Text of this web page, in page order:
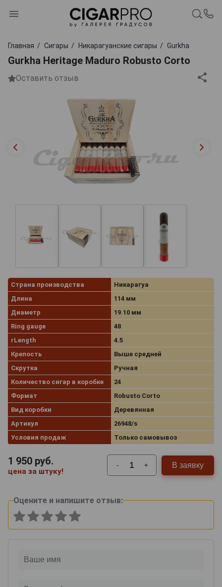
Главная Сигары Никарагуанские сигары Gurkha
Gurkha Heritage Maduro Robusto Corto
Оставить отзыв
Страна производства
Никарагуа
Длина
114 мм
Диаметр
19.10 мм
Ring gauge
48
rLength
4.5
Крепость
Выше средней
Скрутка
Ручная
Количество сигар в коробке
24
Формат
Robusto Corto
Вид коробки
Деревянная
Артикул
26948/s
Условия продаж
Только самовывоз
1 950 руб.
цена за штуку!
- + В заявку
Оцените и напишите отзыв: